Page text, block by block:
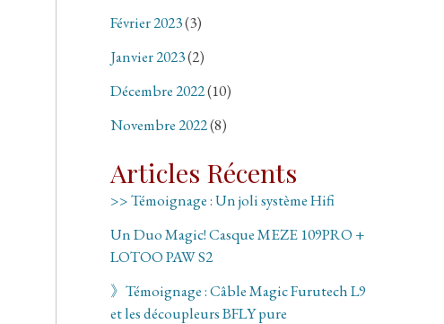
Février 2023(3)
Janvier 2023(2)
Décembre 2022(10)
Novembre 2022(8)
Articles Récents
>> Témoignage : Un joli système Hifi
Un Duo Magic! Casque MEZE 109PRO +
LOTOO PAW S2
》Témoignage : Câble Magic Furutech L9
et les découpleurs BFLY pure